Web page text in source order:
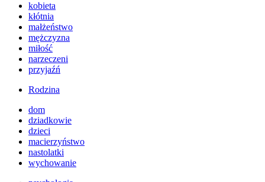
kobieta
kłótnia
małżeństwo
mężczyzna
miłość
narzeczeni
przyjaźń
Rodzina
dom
dziadkowie
dzieci
macierzyństwo
nastolatki
wychowanie